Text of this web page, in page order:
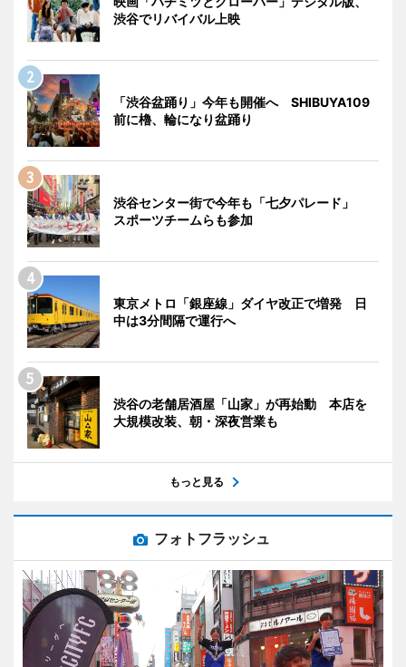
渋谷でリバイバル上映
「渋谷盆踊り」今年も開催へ SHIBUYA109
前に櫓、輪になり盆踊り
渋谷センター街で今年も「七夕パレード」
スポーツチームらも参加
東京メトロ「銀座線」ダイヤ改正で増発 日
中は3分間隔で運行へ
渋谷の老舗居酒屋「山家」が再始動 本店を
大規模改装、朝・深夜営業も
もっと見る
フォトフラッシュ